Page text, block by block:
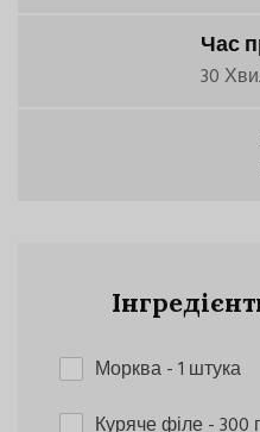
Час
30
Морква- 1 штука
Куряче філе- 300 г